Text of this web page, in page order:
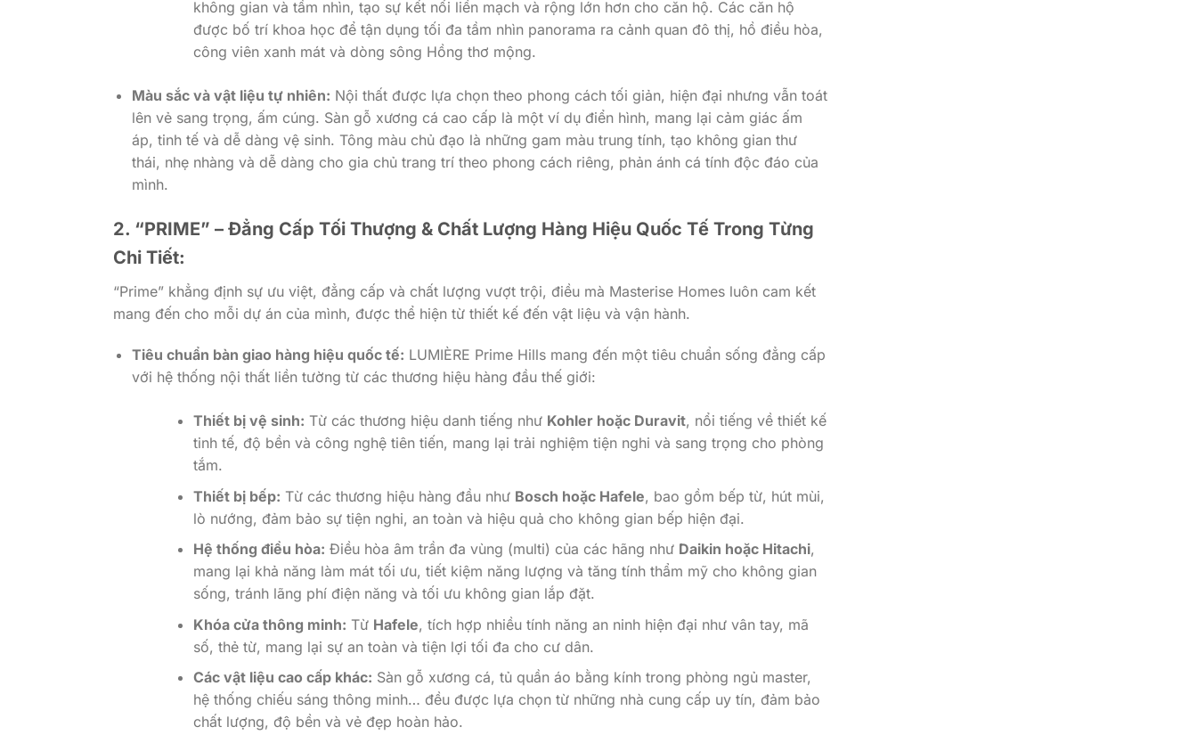
không gian và tầm nhìn, tạo sự kết nối liền mạch và rộng lớn hơn cho căn hộ. Các căn hộ
được bố trí khoa học để tận dụng tối đa tầm nhìn panorama ra cảnh quan đô thị, hồ điều hòa,
công viên xanh mát và dòng sông Hồng thơ mộng.
Màu sắc và vật liệu tự nhiên: Nội thất được lựa chọn theo phong cách tối giản, hiện đại nhưng vẫn toát
lên vẻ sang trọng, ấm cúng. Sàn gỗ xương cá cao cấp là một ví dụ điển hình, mang lại cảm giác ấm
áp, tinh tế và dễ dàng vệ sinh. Tông màu chủ đạo là những gam màu trung tính, tạo không gian thư
thái, nhẹ nhàng và dễ dàng cho gia chủ trang trí theo phong cách riêng, phản ánh cá tính độc đáo của
mình.
2. “PRIME” – Đẳng Cấp Tối Thượng & Chất Lượng Hàng Hiệu Quốc Tế Trong Từng
Chi Tiết:
“Prime” khẳng định sự ưu việt, đẳng cấp và chất lượng vượt trội, điều mà Masterise Homes luôn cam kết
mang đến cho mỗi dự án của mình, được thể hiện từ thiết kế đến vật liệu và vận hành.
Tiêu chuẩn bàn giao hàng hiệu quốc tế: LUMIÈRE Prime Hills mang đến một tiêu chuẩn sống đẳng cấp
với hệ thống nội thất liền tường từ các thương hiệu hàng đầu thế giới:
Thiết bị vệ sinh: Từ các thương hiệu danh tiếng như Kohler hoặc Duravit, nổi tiếng về thiết kế
tinh tế, độ bền và công nghệ tiên tiến, mang lại trải nghiệm tiện nghi và sang trọng cho phòng
tắm.
Thiết bị bếp: Từ các thương hiệu hàng đầu như Bosch hoặc Hafele, bao gồm bếp từ, hút mùi,
lò nướng, đảm bảo sự tiện nghi, an toàn và hiệu quả cho không gian bếp hiện đại.
Hệ thống điều hòa: Điều hòa âm trần đa vùng (multi) của các hãng như Daikin hoặc Hitachi,
mang lại khả năng làm mát tối ưu, tiết kiệm năng lượng và tăng tính thẩm mỹ cho không gian
sống, tránh lãng phí điện năng và tối ưu không gian lắp đặt.
Khóa cửa thông minh: Từ Hafele, tích hợp nhiều tính năng an ninh hiện đại như vân tay, mã
số, thẻ từ, mang lại sự an toàn và tiện lợi tối đa cho cư dân.
Các vật liệu cao cấp khác: Sàn gỗ xương cá, tủ quần áo bằng kính trong phòng ngủ master,
hệ thống chiếu sáng thông minh… đều được lựa chọn từ những nhà cung cấp uy tín, đảm bảo
chất lượng, độ bền và vẻ đẹp hoàn hảo.